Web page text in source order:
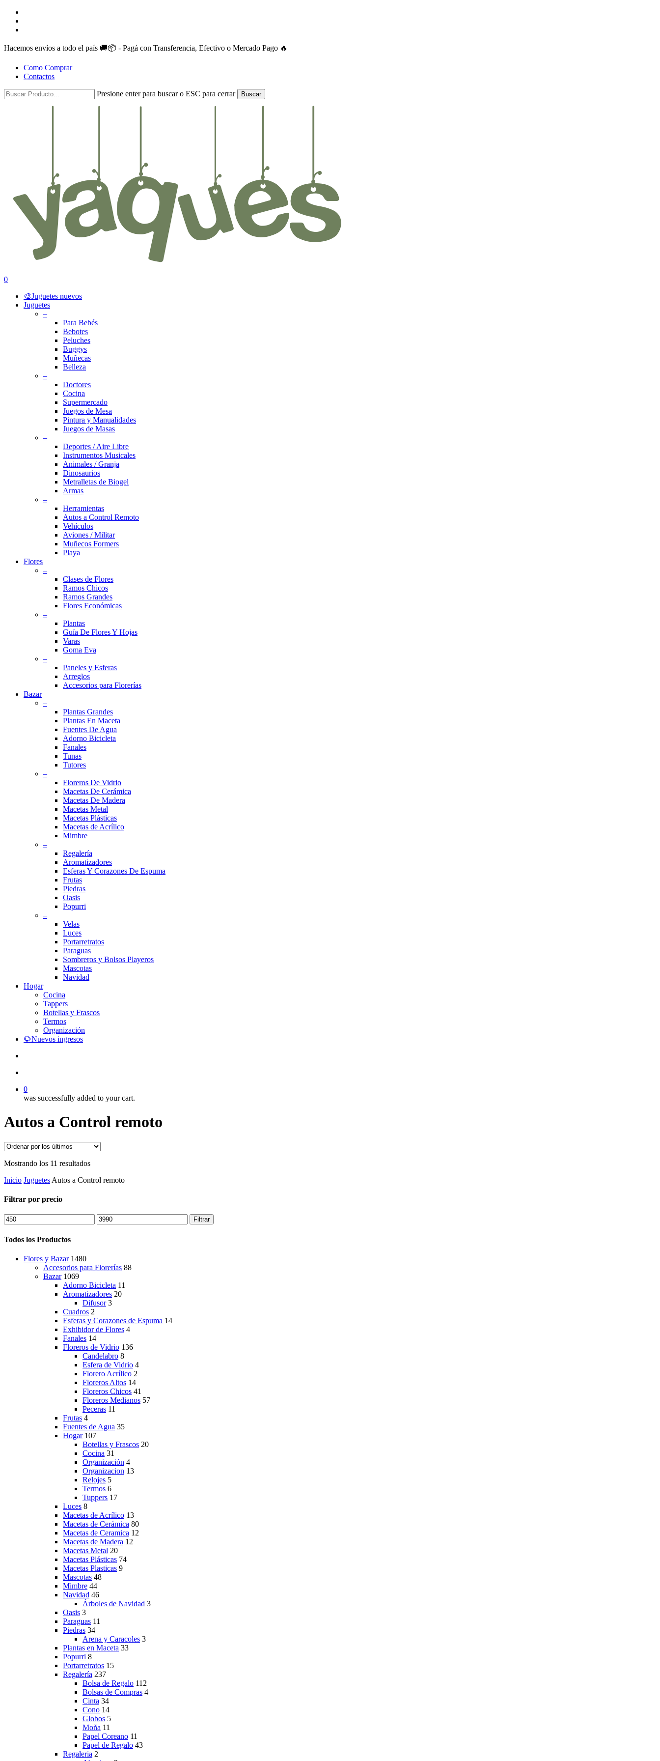
Skip
main
Hacemos envíos a todo el país 🚚📦 - Pagá con Transferencia, Efectivo o Mercado Pago 🔥
Como Comprar
Contactos
Presione enter para buscar o ESC para cerrar Buscar
search
account
0
🎨Juguetes nuevos
Juguetes
–
Para Bebés
Bebotes
Peluches
Buggys
Muñecas
Belleza
–
Doctores
Cocina
Supermercado
Juegos de Mesa
Pintura y Manualidades
Juegos de Masas
–
Deportes / Aire Libre
Instrumentos Musicales
Animales / Granja
Dinosaurios
Metralletas de Biogel
Armas
–
Herramientas
Autos a Control Remoto
Vehículos
Aviones / Militar
Muñecos Formers
Playa
Flores
–
Clases de Flores
Ramos Chicos
Ramos Grandes
Flores Económicas
–
Plantas
Guía De Flores Y Hojas
Varas
Goma Eva
–
Paneles y Esferas
Arreglos
Accesorios para Florerías
Bazar
–
Plantas Grandes
Plantas En Maceta
Fuentes De Agua
Adorno Bicicleta
Fanales
Tunas
Tutores
–
Floreros De Vidrio
Macetas De Cerámica
Macetas De Madera
Macetas Metal
Macetas Plásticas
Macetas de Acrílico
Mimbre
–
Regalería
Aromatizadores
Esferas Y Corazones De Espuma
Frutas
Piedras
Oasis
Popurri
–
Velas
Luces
Portarretratos
Paraguas
Sombreros y Bolsos Playeros
Mascotas
Navidad
Hogar
Cocina
Tappers
Botellas y Frascos
Termos
Organización
🌻Nuevos ingresos
0
was successfully added to your cart.
Autos a Control remoto
Mostrando los 11 resultadosOrdenado
los
Inicio Juguetes Autos a Control remoto
Filtrar por precio
Precio
mínimo
Precio
máximo
Filtrar
Todos los Productos
Flores y Bazar 1480
Accesorios para Florerías 88
Bazar 1069
Adorno Bicicleta 11
Aromatizadores 20
Difusor 3
Cuadros 2
Esferas y Corazones de Espuma 14
Exhibidor de Flores 4
Fanales 14
Floreros de Vidrio 136
Candelabro 8
Esfera de Vidrio 4
Florero Acrílico 2
Floreros Altos 14
Floreros Chicos 41
Floreros Medianos 57
Peceras 11
Frutas 4
Fuentes de Agua 35
Hogar 107
Botellas y Frascos 20
Cocina 31
Organización 4
Organizacion 13
Relojes 5
Termos 6
Tuppers 17
Luces 8
Macetas de Acrílico 13
Macetas de Cerámica 80
Macetas de Ceramica 12
Macetas de Madera 12
Macetas Metal 20
Macetas Plásticas 74
Macetas Plasticas 9
Mascotas 48
Mimbre 44
Navidad 46
Árboles de Navidad 3
Oasis 3
Paraguas 11
Piedras 34
Arena y Caracoles 3
Plantas en Maceta 33
Popurri 8
Portarretratos 15
Regalería 237
Bolsa de Regalo 112
Bolsas de Compras 4
Cinta 34
Cono 14
Globos 5
Moña 11
Papel Coreano 11
Papel de Regalo 43
Regaleria 2